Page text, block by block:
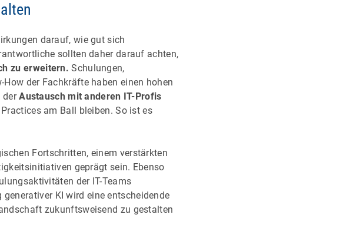
darauf, wie gut sich
sollten daher darauf achten,
zu erweitern. Schulungen,
der Fachkräfte haben einen hohen
derAustausch mit anderen IT-Profis
am Ball bleiben. So ist es
Fortschritten, einem verstärkten
geprägt sein. Ebenso
der IT-Teams
KI wird eine entscheidende
zukunftsweisend zu gestalten